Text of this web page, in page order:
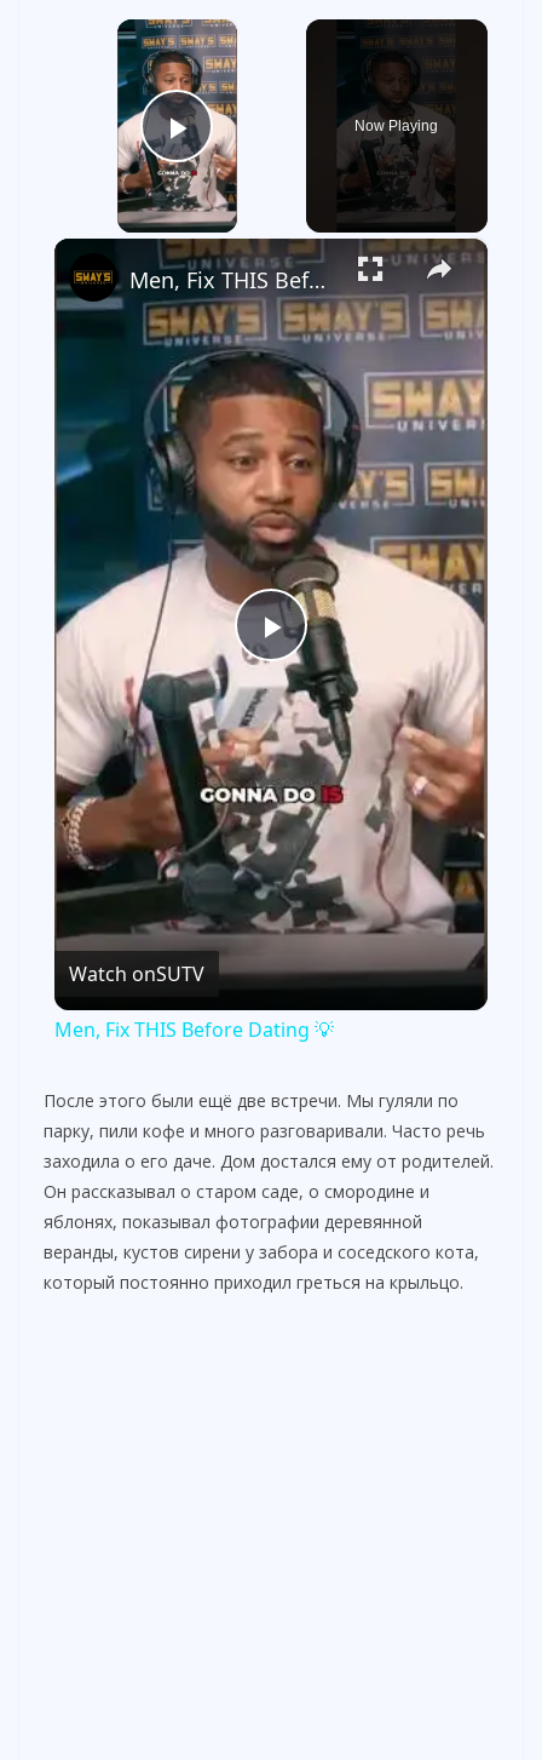
×
Play Video
Now Playing
×
P
l
a
y
i
d
e
o
Men, Fix THIS Before Dating 💡
Watch onSUTV
Men, Fix THIS Before Dating 💡
После этого были ещё две встречи. Мы гуляли по
парку, пили кофе и много разговаривали. Часто речь
заходила о его даче. Дом достался ему от родителей.
Он рассказывал о старом саде, о смородине и
яблонях, показывал фотографии деревянной
веранды, кустов сирени у забора и соседского кота,
который постоянно приходил греться на крыльцо.